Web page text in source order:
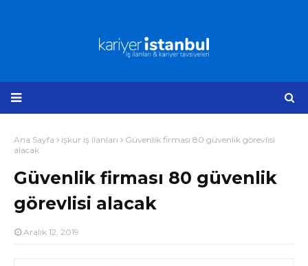
Ana Sayfa işkur iş ilanları
Güvenlik firması 80 güvenlik görevlisi
alacak
Güvenlik firması 80 güvenlik
görevlisi alacak
Aralık 12, 2019